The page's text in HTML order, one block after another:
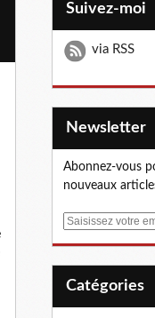
Suivez-moi
via RSS
Newsletter
Abonnez-vous
nouveaux
E
Catégories